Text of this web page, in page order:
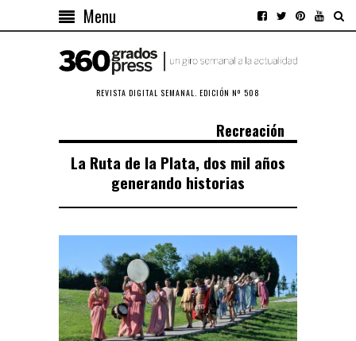
Menu
REVISTA DIGITAL SEMANAL. EDICIÓN Nº 508
Recreación
La Ruta de la Plata, dos mil años
generando historias